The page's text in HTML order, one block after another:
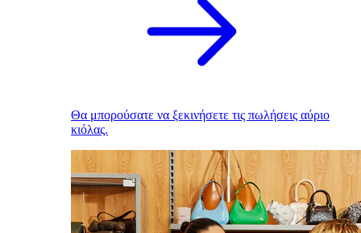
Θα μπορούσατε να ξεκινήσετε τις πωλήσεις αύριο
κιόλας.